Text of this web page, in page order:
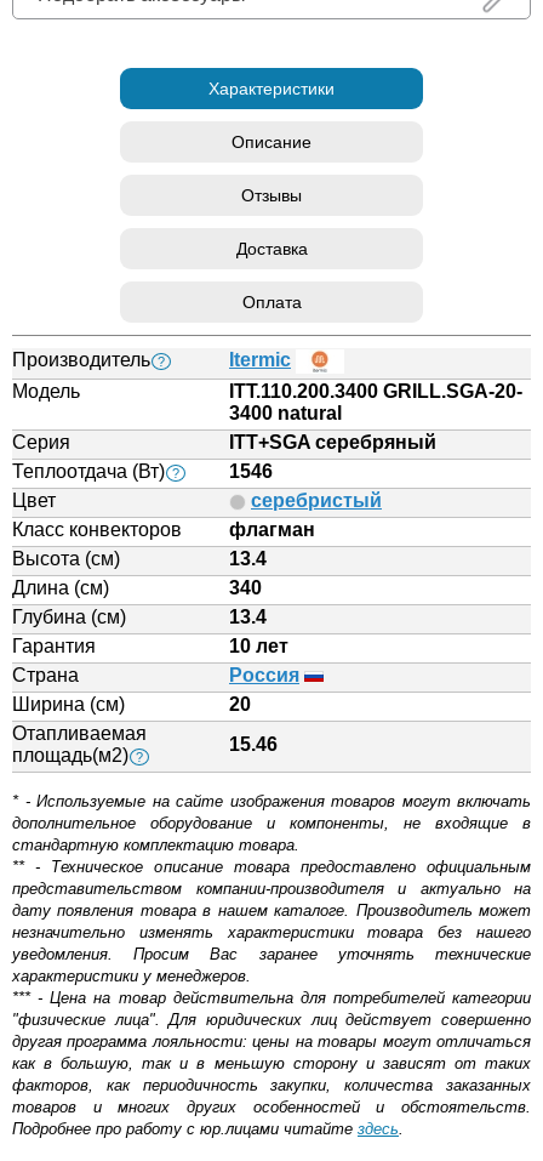
Характеристики
Описание
Отзывы
Доставка
Оплата
Производитель ?
Itermic
Модель
ITT.110.200.3400 GRILL.SGA-20-
3400 natural
Серия
ITT+SGA серебряный
Теплоотдача (Вт) ?
1546
Цвет
серебристый
Класс конвекторов
флагман
Высота (см)
13.4
Длина (см)
340
Глубина (см)
13.4
Гарантия
10 лет
Страна
Россия
Ширина (см)
20
Отапливаемая
площадь(м2) ?
15.46
* - Используемые на сайте изображения товаров могут включать
дополнительное оборудование и компоненты, не входящие в
стандартную комплектацию товара.
** - Техническое описание товара предоставлено официальным
представительством компании-производителя и актуально на
дату появления товара в нашем каталоге. Производитель может
незначительно изменять характеристики товара без нашего
уведомления. Просим Вас заранее уточнять технические
характеристики у менеджеров.
*** - Цена на товар действительна для потребителей категории
"физические лица". Для юридических лиц действует совершенно
другая программа лояльности: цены на товары могут отличаться
как в большую, так и в меньшую сторону и зависят от таких
факторов, как периодичность закупки, количества заказанных
товаров и многих других особенностей и обстоятельств.
Подробнее про работу с юр.лицами читайте здесь.